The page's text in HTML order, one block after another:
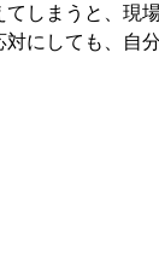
しまうと、現
にしても、自